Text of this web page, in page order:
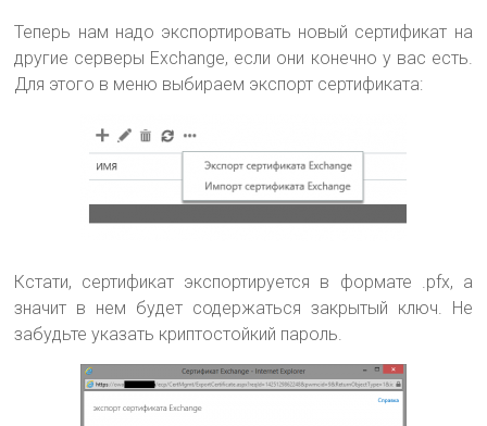
Теперь нам надо экспортировать новый сертификат на
другие серверы Exchange, если они конечно у вас есть.
Для этого в меню выбираем экспорт сертификата:
Кстати, сертификат экспортируется в формате .pfx, а
значит в нем будет содержаться закрытый ключ. Не
забудьте указать криптостойкий пароль.